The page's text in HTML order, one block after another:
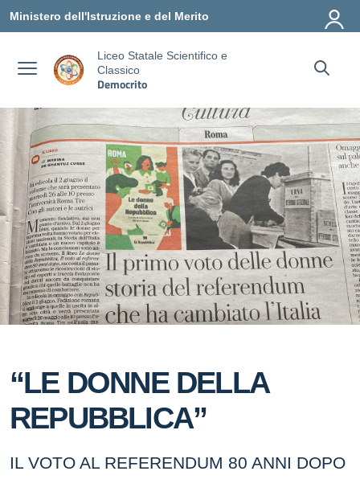
Vai ai contenuti
Vai al menu di navigazione
Vai al footer
Ministero dell'Istruzione e del Merito
Liceo Statale Scientifico e
Classico
Democrito
“LE DONNE DELLA
REPUBBLICA”
IL VOTO AL REFERENDUM 80 ANNI DOPO